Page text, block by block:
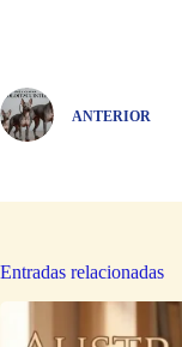
ANTERIOR
Entradas relacionadas